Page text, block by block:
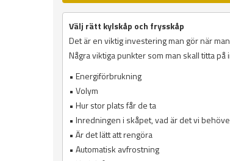
Välj rätt kylskåp och frysskåp
Det är en viktig investering man gör när
Några viktiga punkter som man skall titta
• Energiförbrukning
• Volym
• Hur stor plats får de ta
• Inredningen i skåpet, vad är det vi
• Är det lätt att rengöra
• Automatisk avfrostning